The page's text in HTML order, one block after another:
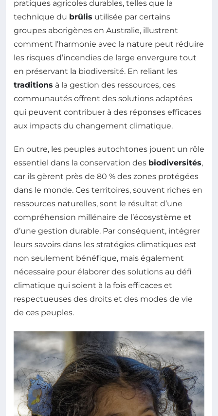
pratiques agricoles durables, telles que la
technique du brûlis utilisée par certains
groupes aborigènes en Australie, illustrent
comment l’harmonie avec la nature peut réduire
les risques d’incendies de large envergure tout
en préservant la biodiversité. En reliant les
traditions à la gestion des ressources, ces
communautés offrent des solutions adaptées
qui peuvent contribuer à des réponses efficaces
aux impacts du changement climatique.
En outre, les peuples autochtones jouent un rôle
essentiel dans la conservation des biodiversités,
car ils gèrent près de 80 % des zones protégées
dans le monde. Ces territoires, souvent riches en
ressources naturelles, sont le résultat d’une
compréhension millénaire de l’écosystème et
d’une gestion durable. Par conséquent, intégrer
leurs savoirs dans les stratégies climatiques est
non seulement bénéfique, mais également
nécessaire pour élaborer des solutions au défi
climatique qui soient à la fois efficaces et
respectueuses des droits et des modes de vie
de ces peuples.